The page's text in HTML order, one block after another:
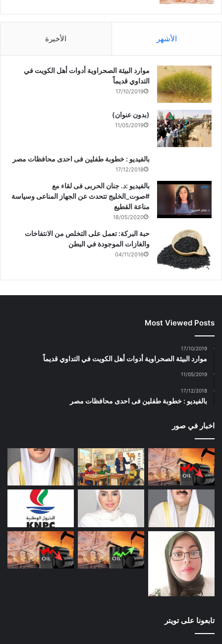
الأشهر الأخيرة
موارد البيئة الصحراوية أدوات أهل الكويت في
التداوي قديماً
17/10/2019
(بدون عنوان)
11/05/2019
بالفيديو : خطوبة طفلين فى احدى محافظات مصر
17/12/2018
بالفيديو :د. جنان الحربى فى لقاء مع
#صوت_الخليج تتحدث عن الجهاز المناعى وسياسة
مناعة القطيع
18/05/2020
حبة البركة: تعمل على التخلص من الانتفاخات
والغازات الموجودة في البطن
04/11/2016
Most Viewed Posts
17/10/2019
موارد البيئة الصحراوية أدوات أهل الكويت في التداوي قديماً
11/05/2019
17/12/2018
بالفيديو : خطوبة طفلين فى احدى محافظات مصر
اخبار في صور
تابعونا على تويتر